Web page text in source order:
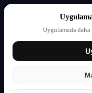
Uygulamada
Giriş yap Partner